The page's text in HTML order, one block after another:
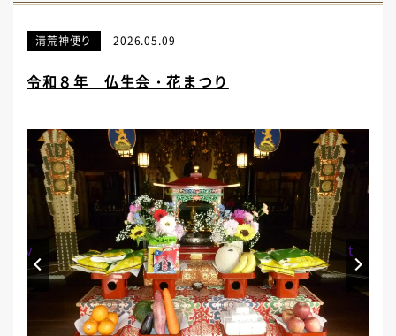
清荒神便り 2026.05.09
令和８年 仏生会・花まつり
Prev Next